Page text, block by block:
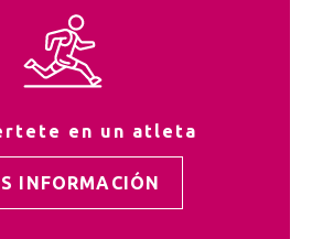
en un atleta
INFORMACIÓN